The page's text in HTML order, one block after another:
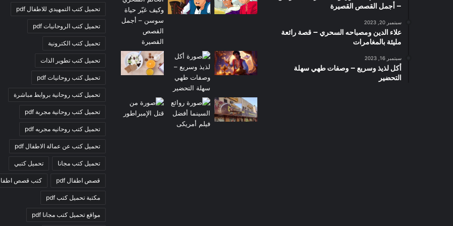
– أجمل القصص القصيرة
سبتمبر 20, 2023
علاء الدين ومصباحه السحري – قصة رائعة
مليئة بالمغامرات
سبتمبر 16, 2023
أكل لذيذ وسريع – وصفات طهي سهلة
التحضير
تحميل كتب التمهيدي للاطفال pdf
تحميل كتب الروحانيات pdf
تحميل كتب الكترونية
تحميل كتب تطوير الذات
تحميل كتب روحانيات pdf
تحميل كتب روحانية بروابط مباشرة
تحميل كتب روحانية مجربة pdf
تحميل كتب روحانيه مجربه pdf
تحميل كتب عن عمالة الاطفال pdf
تحميل كتب مجانا تحميل كتبي
قصص اطفال pdf كتب قصص
مكتبة تحميل كتب pdf
مواقع تحميل كتب مجانا pdf